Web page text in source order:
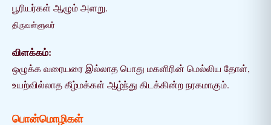
பூரியர்கள் ஆழும் அளறு.
திருவள்ளுவர்
விளக்கம்:
ஒழுக்க வரையரை இல்லாத பொது மகளிரின் மெல்லிய தோள்,
உயற்வில்லாத கீழ்மக்கள் ஆழ்ந்து கிடக்கின்ற நரகமாகும்.
பொன்மொழிகள்